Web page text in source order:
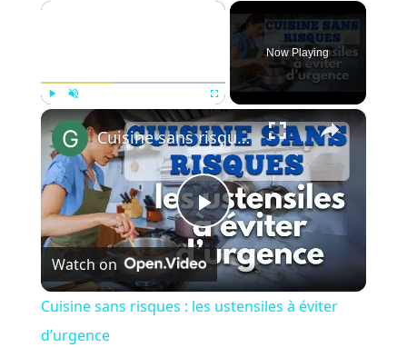
×
Unmute Fullscreen
Now Playing
×
P
l
Cuisine sans risques : les ustensiles à éviter d’urgence
Watch on
Cuisine sans risques : les ustensiles à éviter
d’urgence